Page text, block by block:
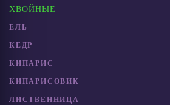
ХВОЙНЫЕ
ЕЛЬ
КЕДР
КИПАРИС
КИПАРИСОВИК
ЛИСТВЕННИЦА